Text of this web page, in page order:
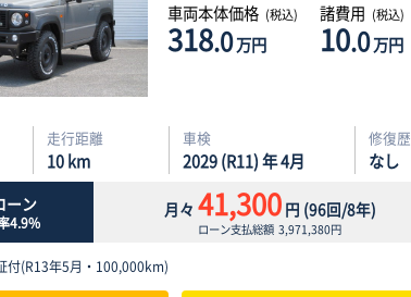
車両本体価格 (税込)
318.0万円
諸費用 (税込)
10.0万円
走行距離
10km
車検
2029 (R11) 年 4月
修復歴
なし
ーン
4.9%
月々 41,300円 (96回/8年)
ローン支払総額3,971,380円
付(R13年5月・100,000km)